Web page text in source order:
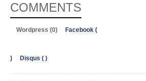
COMMENTS
Wordpress (0) Facebook (
) Disqus ( )